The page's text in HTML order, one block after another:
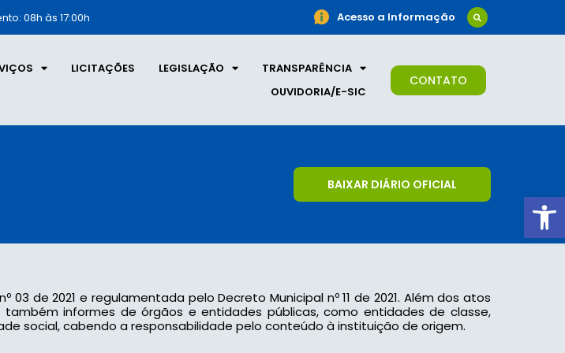
08h às 17:00h Acesso a Informação
LICITAÇÕES LEGISLAÇÃO
TRANSPARÊNCIA
OUVIDORIA/E-SIC
CONTATO
BAIXAR DIÁRIO OFICIAL
03 de 2021 e regulamentada pelo Decreto Municipal nº 11 de 2021. Além dos atos
informes de órgãos e entidades públicas, como entidades de classe,
social, cabendo a responsabilidade pelo conteúdo à instituição de origem.